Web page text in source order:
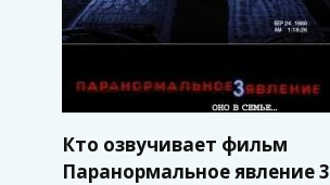
Кто озвучивает фильм
Паранормальное явление 3